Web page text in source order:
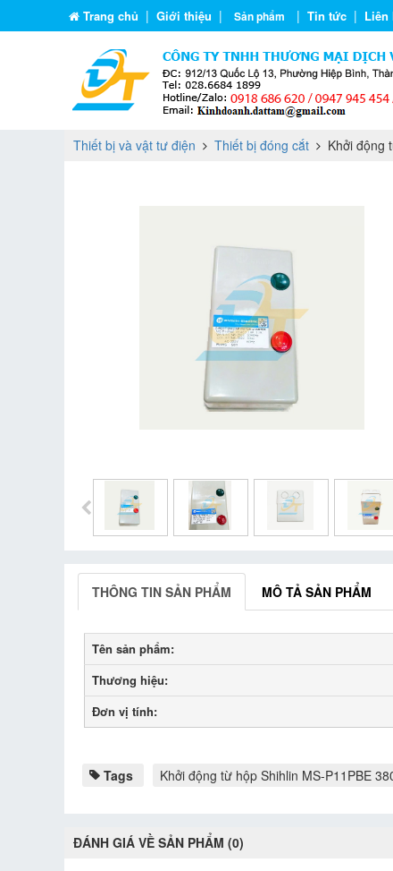
Trang chủ | Giới thiệu | Sản phẩm | Tin tức | Liên
Thiết bị và vật tư điện Thiết bị đóng cắt Khởi động
THÔNG TIN SẢN PHẨM MÔ TẢ SẢN PHẨM
Tên sản phẩm:
Thương hiệu:
Đơn vị tính:
Tags Khởi động từ hộp Shihlin MS-P11PBE
ĐÁNH GIÁ VỀ SẢN PHẨM (0)